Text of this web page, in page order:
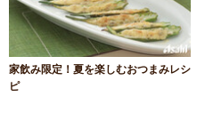
家飲み限定！夏を楽しむおつまみレシ
ピ